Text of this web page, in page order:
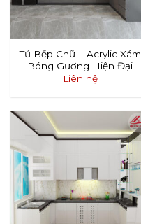
Tủ Bếp Chữ L Acrylic Xám
Bóng Gương Hiện Đại
Liên hệ